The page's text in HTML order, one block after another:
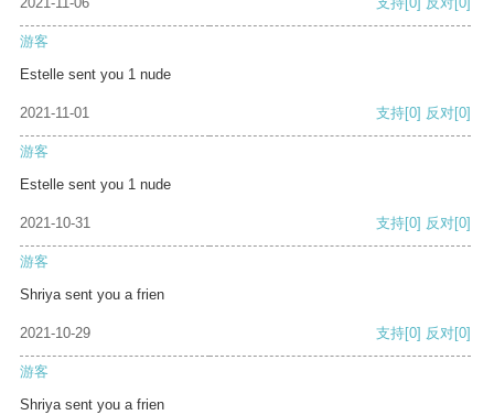
游客
Estelle sent you 1 nude
2021-11-01 支持[0] 反对[0]
游客
Estelle sent you 1 nude
2021-10-31 支持[0] 反对[0]
游客
Shriya sent you a frien
2021-10-29 支持[0] 反对[0]
游客
Shriya sent you a frien